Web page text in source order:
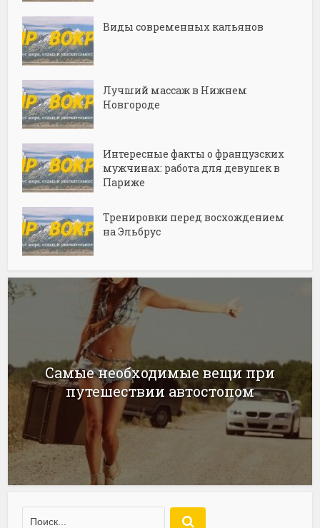
Виды современных кальянов
Лучший массаж в Нижнем
Новгороде
Интересные факты о французских
мужчинах: работа для девушек в
Париже
Тренировки перед восхождением
на Эльбрус
Самые необходимые вещи при
путешествии автостопом